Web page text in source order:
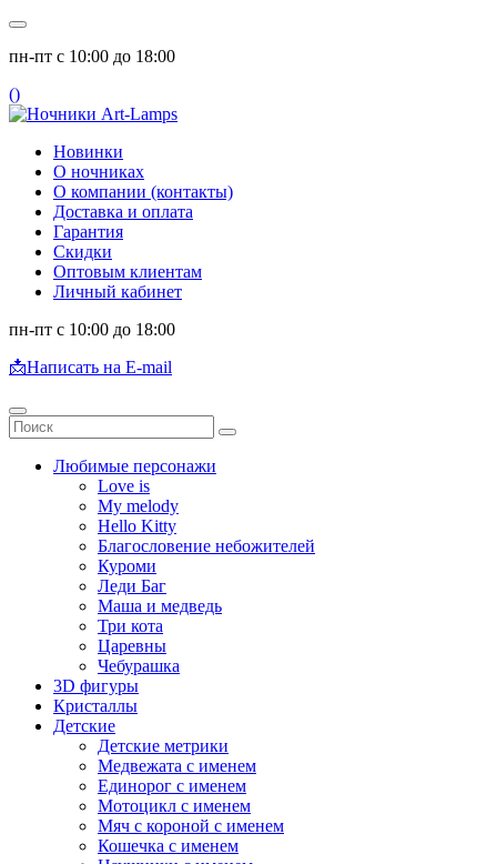
пн-пт с 10:00 до 18:00
()
Новинки
О ночниках
О компании (контакты)
Доставка и оплата
Гарантия
Скидки
Оптовым клиентам
Личный кабинет
пн-пт с 10:00 до 18:00
📩Написать на E-mail
Любимые персонажи
Love is
My melody
Hello Kitty
Благословение небожителей
Куроми
Леди Баг
Маша и медведь
Три кота
Царевны
Чебурашка
3D фигуры
Кристаллы
Детские
Детские метрики
Медвежата с именем
Единорог с именем
Мотоцикл с именем
Мяч с короной с именем
Кошечка с именем